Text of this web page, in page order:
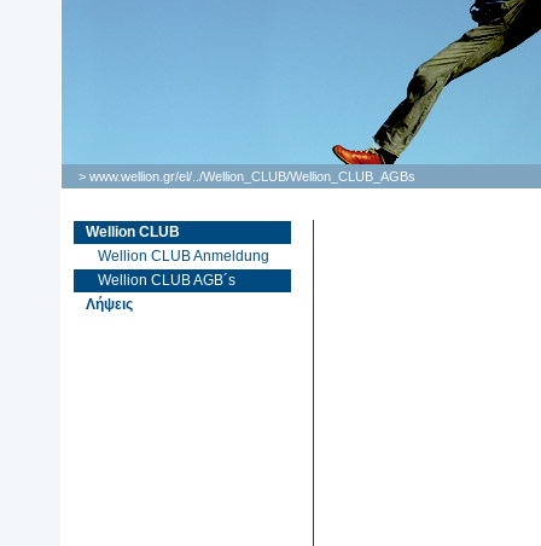
> www.wellion.gr/el/ /Wellion_CLUB/Wellion_CLUB_AGBs
Wellion CLUB
Wellion CLUB Anmeldung
Wellion CLUB AGB´s
Λήψεις